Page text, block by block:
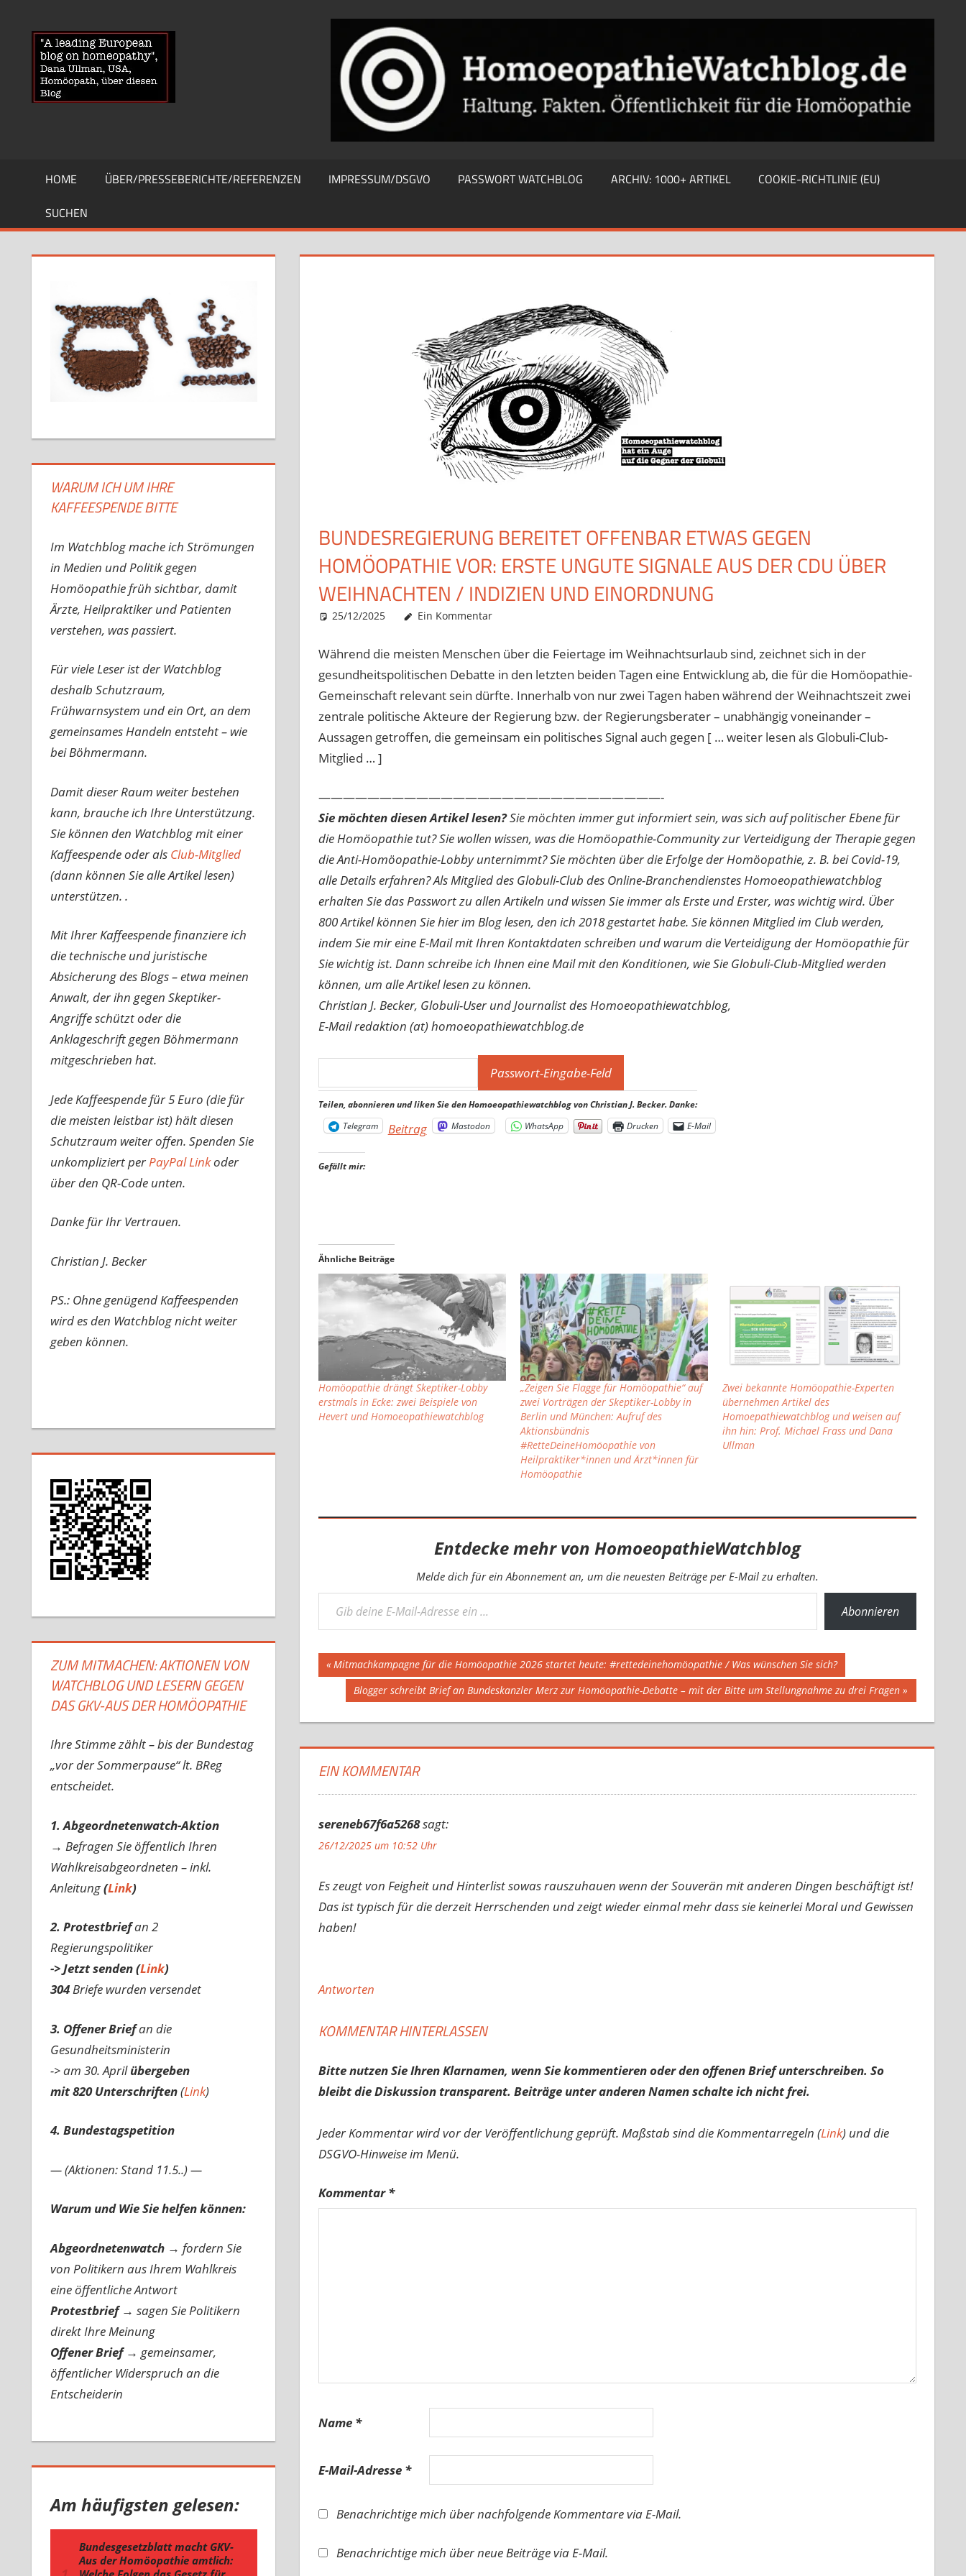
springen
HOMOEOPATHIEWATCHBLOG
News
über
Homöopathie
und
Globuli-
HOME ÜBER/PRESSEBERICHTE/REFERENZEN IMPRESSUM/DSGVO PASSWORT WATCHBLOG ARCHIV: 1000+ ARTIKEL
COOKIE-RICHTLINIE (EU)
SUCHEN
BUNDESREGIERUNG BEREITET OFFENBAR ETWAS GEGEN
HOMÖOPATHIE VOR: ERSTE UNGUTE SIGNALE AUS DER CDU ÜBER
WEIHNACHTEN / INDIZIEN UND EINORDNUNG
25/12/2025 Christian J. Becker
Allgemein
Ein Kommentar
Während die meisten Menschen über die Feiertage im Weihnachtsurlaub sind, zeichnet sich in der
gesundheitspolitischen Debatte in den letzten beiden Tagen eine Entwicklung ab, die für die Homöopathie-
Gemeinschaft relevant sein dürfte. Innerhalb von nur zwei Tagen haben während der Weihnachtszeit zwei
zentrale politische Akteure der Regierung bzw. der Regierungsberater – unabhängig voneinander –
Aussagen getroffen, die gemeinsam ein politisches Signal auch gegen [ … weiter lesen als Globuli-Club-
Mitglied … ]
————————————————————————————-
Sie möchten diesen Artikel lesen?Sie möchten immer gut informiert sein, was sich auf politischer Ebene für
die Homöopathie tut? Sie wollen wissen, was die Homöopathie-Community zur Verteidigung der Therapie gegen
die Anti-Homöopathie-Lobby unternimmt? Sie möchten über die Erfolge der Homöopathie, z. B. bei Covid-19,
alle Details erfahren? Als Mitglied des Globuli-Club des Online-Branchendienstes Homoeopathiewatchblog
erhalten Sie das Passwort zu allen Artikeln und wissen Sie immer als Erste und Erster, was wichtig wird. Über
800 Artikel können Sie hier im Blog lesen, den ich 2018 gestartet habe. Sie können Mitglied im Club werden,
indem Sie mir eine E-Mail mit Ihren Kontaktdaten schreiben und warum die Verteidigung der Homöopathie für
Sie wichtig ist. Dann schreibe ich Ihnen eine Mail mit den Konditionen, wie Sie Globuli-Club-Mitglied werden
können, um alle Artikel lesen zu können.
Christian J. Becker, Globuli-User und Journalist des Homoeopathiewatchblog,
E-Mail redaktion (at) homoeopathiewatchblog.de
Teilen, abonnieren und liken Sie den Homoeopathiewatchblog von Christian J. Becker. Danke:
Telegram
Beitrag Mastodon WhatsApp Drucken E-Mail
Gefällt mir:
Ähnliche Beiträge
Homöopathie drängt Skeptiker-Lobby
erstmals in Ecke: zwei Beispiele von
Hevert und Homoeopathiewatchblog
„Zeigen Sie Flagge für Homöopathie“ auf
zwei Vorträgen der Skeptiker-Lobby in
Berlin und München: Aufruf des
Aktionsbündnis
#RetteDeineHomöopathie von
Heilpraktiker*innen und Ärzt*innen für
Homöopathie
Zwei bekannte Homöopathie-Experten
übernehmen Artikel des
Homoepathiewatchblog und weisen auf
ihn hin: Prof. Michael Frass und Dana
Ullman
Entdecke mehr von HomoeopathieWatchblog
Melde dich für ein Abonnement an, um die neuesten Beiträge per E-Mail zu erhalten.
Gib deine E-Mail-Adresse ein ...
Abonnieren
Beitragsnavigation
Vorheriger
Beitrag:
Mitmachkampagne für die Homöopathie 2026 startet heute: #rettedeinehomöopathie / Was wünschen Sie sich?
Nächster
Beitrag:
Blogger schreibt Brief an Bundeskanzler Merz zur Homöopathie-Debatte – mit der Bitte um Stellungnahme zu drei Fragen
EIN KOMMENTAR
sereneb67f6a5268sagt:
26/12/2025 um 10:52 Uhr
Es zeugt von Feigheit und Hinterlist sowas rauszuhauen wenn der Souverän mit anderen Dingen beschäftigt ist!
Das ist typisch für die derzeit Herrschenden und zeigt wieder einmal mehr dass sie keinerlei Moral und Gewissen
haben!
Antworten
KOMMENTAR HINTERLASSEN
Bitte nutzen Sie Ihren Klarnamen, wenn Sie kommentieren oder den offenen Brief unterschreiben. So
bleibt die Diskussion transparent. Beiträge unter anderen Namen schalte ich nicht frei.
Jeder Kommentar wird vor der Veröffentlichung geprüft. Maßstab sind die Kommentarregeln (Link) und die
DSGVO-Hinweise im Menü.
Kommentar*
Name *
E-Mail-Adresse *
Benachrichtige mich über nachfolgende Kommentare via E-Mail.
Benachrichtige mich über neue Beiträge via E-Mail.
WARUM ICH UM IHRE
KAFFEESPENDE BITTE
Im Watchblog mache ich Strömungen
in Medien und Politik gegen
Homöopathie früh sichtbar, damit
Ärzte, Heilpraktiker und Patienten
verstehen, was passiert.
Für viele Leser ist der Watchblog
deshalb Schutzraum,
Frühwarnsystem und ein Ort, an dem
gemeinsames Handeln entsteht – wie
bei Böhmermann.
Damit dieser Raum weiter bestehen
kann, brauche ich Ihre Unterstützung.
Sie können den Watchblog mit einer
Kaffeespende oder als Club-Mitglied
(dann können Sie alle Artikel lesen)
unterstützen. .
Mit Ihrer Kaffeespende finanziere ich
die technische und juristische
Absicherung des Blogs – etwa meinen
Anwalt, der ihn gegen Skeptiker-
Angriffe schützt oder die
Anklageschrift gegen Böhmermann
mitgeschrieben hat.
Jede Kaffeespende für 5 Euro (die für
die meisten leistbar ist) hält diesen
Schutzraum weiter offen. Spenden Sie
unkompliziert perPayPal Linkoder
über den QR-Code unten.
Danke für Ihr Vertrauen.
Christian J. Becker
PS.: Ohne genügend Kaffeespenden
wird es den Watchblog nicht weiter
geben können.
ZUM MITMACHEN: AKTIONEN VON
WATCHBLOG UND LESERN GEGEN
DAS GKV-AUS DER HOMÖOPATHIE
Ihre Stimme zählt – bis der Bundestag
„vor der Sommerpause“ lt. BReg
entscheidet.
1. Abgeordnetenwatch-Aktion
→ Befragen Sie öffentlich Ihren
Wahlkreisabgeordneten – inkl.
Anleitung(Link)
2. Protestbriefan 2
Regierungspolitiker
-> Jetzt senden (Link)
304Briefe wurden versendet
3. Offener Briefan die
Gesundheitsministerin
-> am 30. Aprilübergeben
mit 820 Unterschriften(Link)
4. Bundestagspetition
— (Aktionen: Stand 11.5..) —
Warum und Wie Sie helfen können:
Abgeordnetenwatch → fordern Sie
von Politikern aus Ihrem Wahlkreis
eine öffentliche Antwort
Protestbrief → sagen Sie Politikern
direkt Ihre Meinung
Offener Brief → gemeinsamer,
öffentlicher Widerspruch an die
Entscheiderin
Am häufigsten gelesen: